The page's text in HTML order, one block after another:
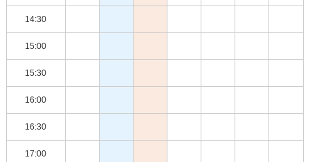
14:30
15:00
15:30
16:00
16:30
17:00